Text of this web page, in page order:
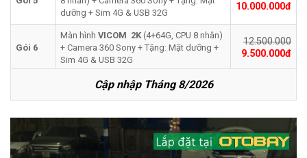
dưỡng + Sim 4G & USB 32G
10.000.000đ
Gói 6
Màn hình VICOM 2K (4+64G, CPU 8 nhân)
+ Camera 360 Sony + Tặng: Mặt dưỡng +
Sim 4G & USB 32G
12.500.000
9.500.000đ
Cập nhập Tháng 8/2026